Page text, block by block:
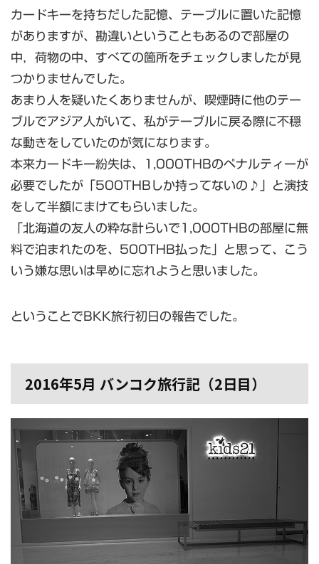
カードキーを持ちだした記憶、テーブルに置いた記憶
がありますが、勘違いということもあるので部屋の
中，荷物の中、すべての箇所をチェックしましたが見
つかりませんでした。
あまり人を疑いたくありませんが、喫煙時に他のテー
ブルでアジア人がいて、私がテーブルに戻る際に不穏
な動きをしていたのが気になります。
本来カードキー紛失は、1,000THBのペナルティーが
必要でしたが「500THBしか持ってないの♪」と演技
をして半額にまけてもらいました。
「北海道の友人の粋な計らいで1,000THBの部屋に無
料で泊まれたのを、500THB払った」と思って、こう
いう嫌な思いは早めに忘れようと思いました。
ということでBKK旅行初日の報告でした。
2016年5月 バンコク旅行記（2日目）